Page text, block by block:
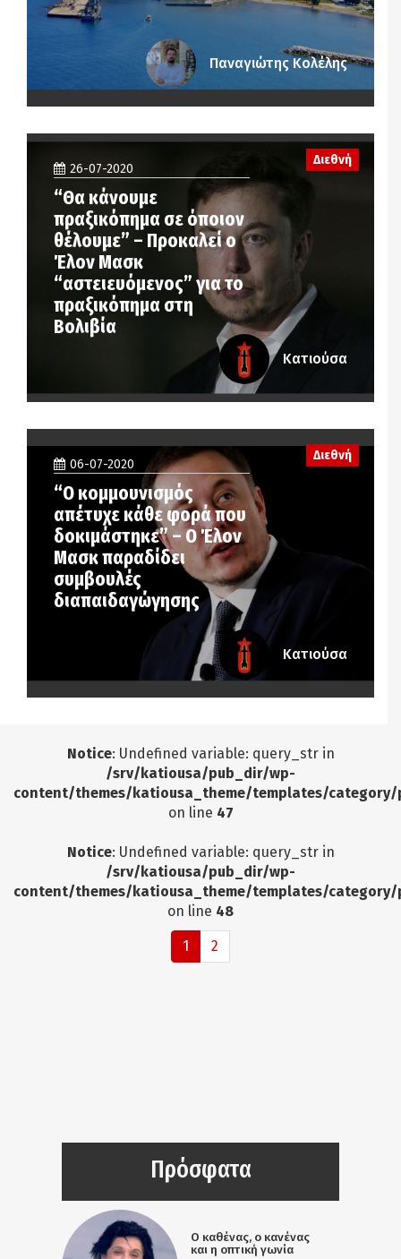
Παναγιώτης Κολέλης
26-07-2020
“Θα κάνουμε
πραξικόπημα σε όποιον
θέλουμε” – Προκαλεί ο
Έλον Μασκ
“αστειευόμενος” για το
πραξικόπημα στη
Βολιβία
Διεθνή
Κατιούσα
06-07-2020
“O κομμουνισμός
απέτυχε κάθε φορά που
δοκιμάστηκε” – Ο Έλον
Μασκ παραδίδει
συμβουλές
διαπαιδαγώγησης
Διεθνή
Κατιούσα
Notice: Undefined variable: query_str in
/srv/katiousa/pub_dir/wp-
content/themes/katiousa_theme/templates/
on line 47
Notice: Undefined variable: query_str in
/srv/katiousa/pub_dir/wp-
content/themes/katiousa_theme/templates/
on line 48
1 2
Πρόσφατα
Ο καθένας, ο κανένας
και η οπτική γωνία